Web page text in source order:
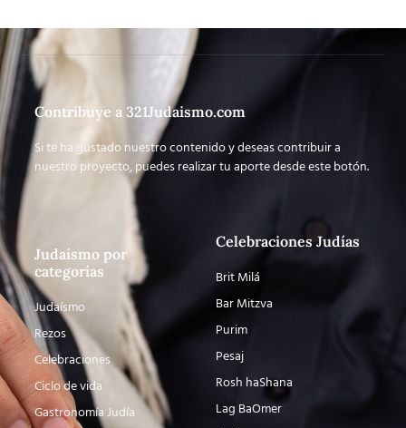
Contribuye a 321Judaismo.com
Si te ha gustado nuestro contenido y deseas contribuir a
nuestro proyecto, puedes realizar tu aporte desde este botón.
Judaísmo por
categorías
Judaísmo
Rezos
Celebraciones
Ciclo de vida
Gastronomía Judía
Celebraciones Judías
Brit Milá
Bar Mitzva
Purim
Pesaj
Rosh haShana
Lag BaOmer